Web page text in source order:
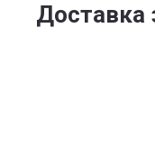
Доставка